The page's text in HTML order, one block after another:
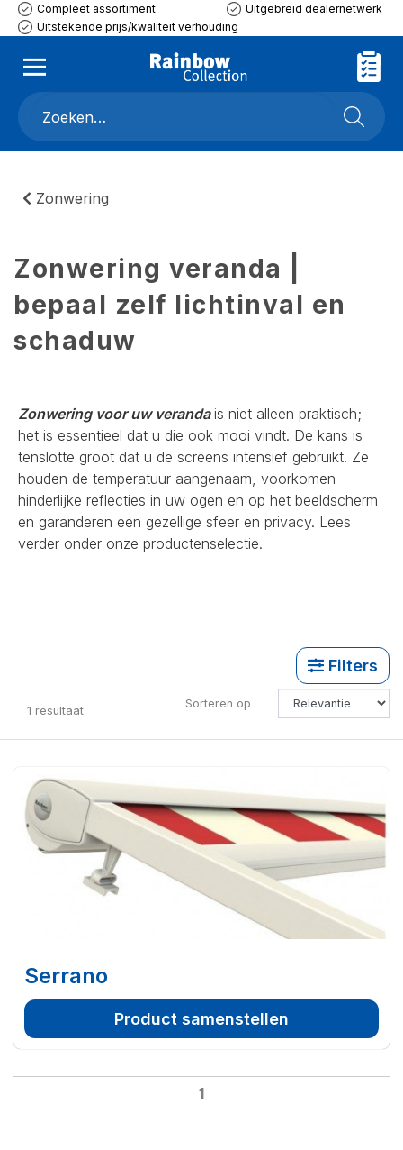
Compleet assortiment
Uitgebreid dealernetwerk
Uitstekende prijs/kwaliteit verhouding
Zonwering
Zonwering veranda |
bepaal zelf lichtinval en
schaduw
Zonwering voor uw verandais niet alleen praktisch;
het is essentieel dat u die ook mooi vindt. De kans is
tenslotte groot dat u de screens intensief gebruikt. Ze
houden de temperatuur aangenaam, voorkomen
hinderlijke reflecties in uw ogen en op het beeldscherm
en garanderen een gezellige sfeer en privacy. Lees
verder onder onze productenselectie.
Filters
1 resultaat Sorteren op
Serrano
Product samenstellen
1